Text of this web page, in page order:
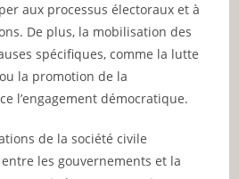
aux processus électoraux et à
De plus, la mobilisation des
spécifiques, comme la lutte
la promotion de la
l’engagement démocratique.
de la société civile
les gouvernements et la